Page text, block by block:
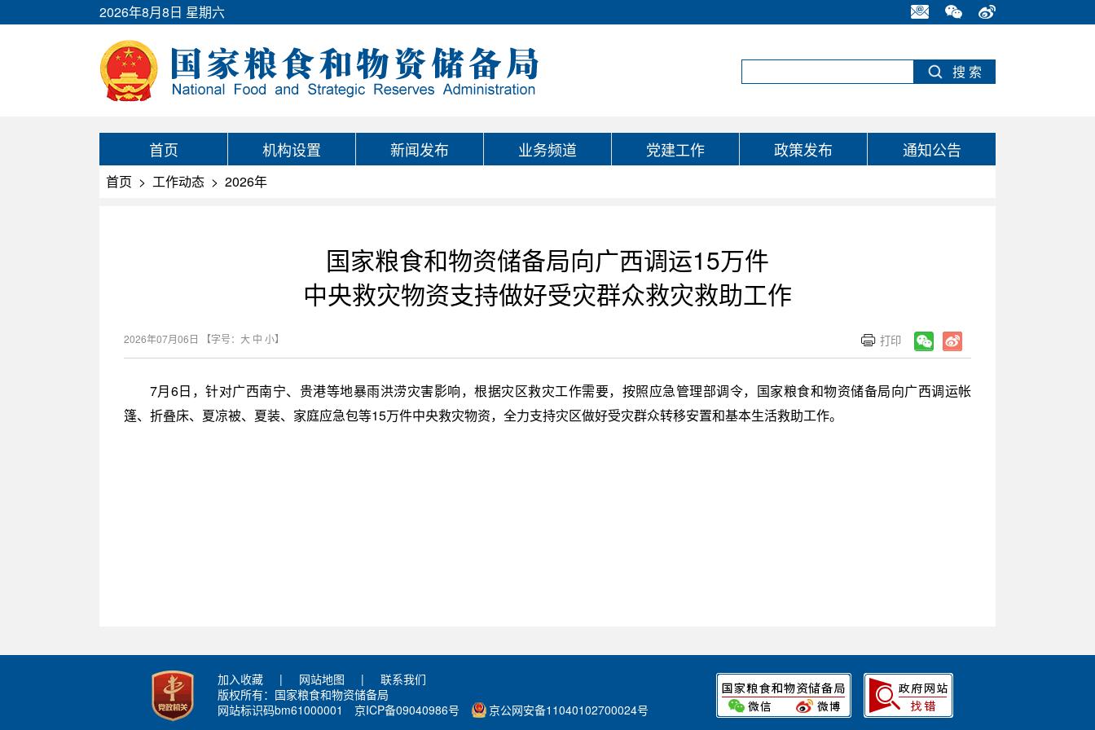
2026年8月8日 星期六
首页 机构设置 新闻发布 业务频道 党建工作 政策发布 通知公告
首页 > 工作动态 > 2026年
国家粮食和物资储备局向广西调运15万件
中央救灾物资支持做好受灾群众救灾救助工作
2026年07月06日 【字号： 大 中 小】
7月6日，针对广西南宁、贵港等地暴雨洪涝灾害影响，根据灾区救灾工作需要，按照应急管理部调令，国家粮食和物资储备局向广西调运帐
篷、折叠床、夏凉被、夏装、家庭应急包等15万件中央救灾物资，全力支持灾区做好受灾群众转移安置和基本生活救助工作。
加入收藏 | 网站地图 |
联系我们
版权所有：国家粮食和物资储备局
网站标识码bm61000001
京ICP备09040986号 京公网安备11040102700024号